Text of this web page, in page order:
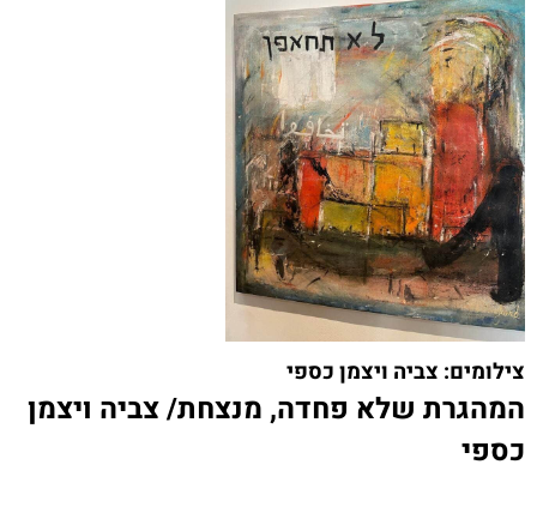
צילומים: צביה ויצמן כספי
המהגרת שלא פחדה, מנצחת/ צביה ויצמן
כספי